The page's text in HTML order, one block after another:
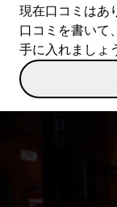
現在口コミはあ
口コミを書いて
手に入れましょ